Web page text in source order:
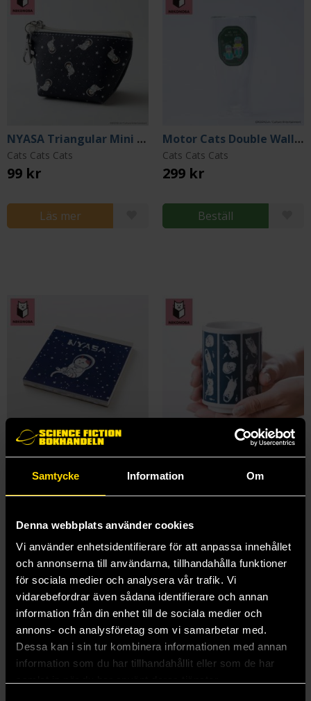
Samtycke Information Om
Denna webbplats använder cookies
Vi använder enhetsidentifierare för att anpassa innehållet
och annonserna till användarna, tillhandahålla funktioner
för sociala medier och analysera vår trafik. Vi
vidarebefordrar även sådana identifierare och annan
information från din enhet till de sociala medier och
annons- och analysföretag som vi samarbetar med.
Dessa kan i sin tur kombinera informationen med annan
information som du har tillhandahållit eller som de har
NYASA Triangular Mini Pouch
Cats Cats Cats
99 kr
Läs mer
Motor Cats Double Walled Beer Glass
Cats Cats Cats
299 kr
Beställ
NYASA Memo Pad
69 kr
Läs mer
249 kr